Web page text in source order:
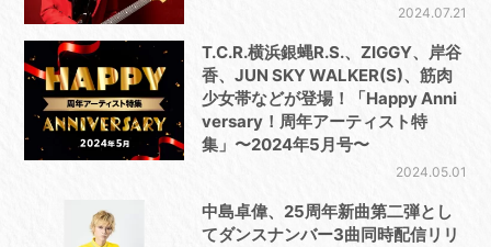
2024.07.21
T.C.R.横浜銀蝿R.S.、ZIGGY、岸谷
香、JUN SKY WALKER(S)、筋肉
少女帯などが登場！「Happy Anni
versary！周年アーティスト特
集」〜2024年5月号〜
2024.05.01
中島卓偉、25周年新曲第二弾とし
てダンスナンバー3曲同時配信リリ